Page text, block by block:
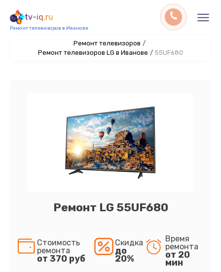
tv-iq.ru
Ремонт телевизоров в Иванове
Ремонт телевизоров /
Ремонт телевизоров LG в Иванове / 55UF680
Ремонт LG 55UF680
Стоимость
ремонта
от 370 руб
Скидка
до
20%
Время
ремонта
от 20
мин